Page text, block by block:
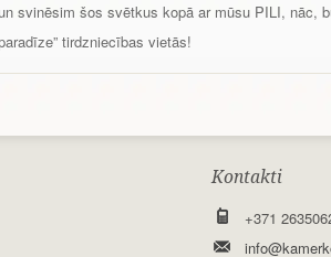
svinēsim šos svētkus kopā ar mūsu PILI, nāc,
tirdzniecības vietās!
Kontakti
+371